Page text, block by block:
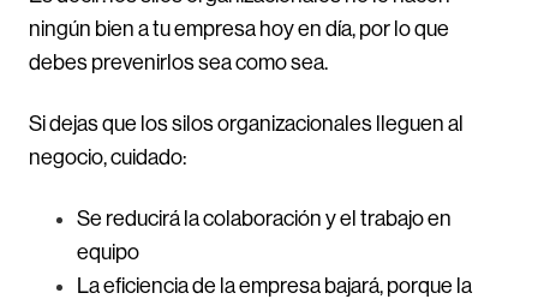
ningún bien a tu empresa hoy en día, por lo que
debes prevenirlos sea como sea.
Si dejas que los silos organizacionales lleguen al
negocio, cuidado:
Se reducirá la colaboración y el trabajo en
equipo
La eficiencia de la empresa bajará, porque la